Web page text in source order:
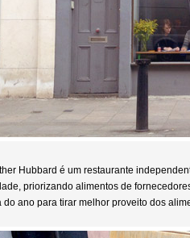
Hubbard é um restaurante
priorizando alimentos de
do ano para tirar melhor proveito dos